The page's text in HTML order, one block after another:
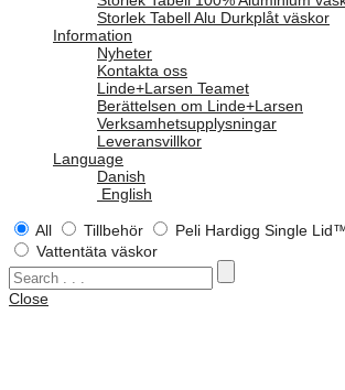
Storlek Tabell Alu Durkplåt väskor
Information
Nyheter
Kontakta oss
Linde+Larsen Teamet
Berättelsen om Linde+Larsen
Verksamhetsupplysningar
Leveransvillkor
Language
Danish
English
All Tillbehör Peli Hardigg Single
Vattentäta väskor
Close